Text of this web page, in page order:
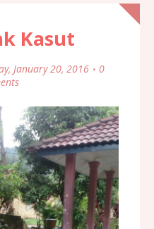
Kasut
January 20, 2016
0